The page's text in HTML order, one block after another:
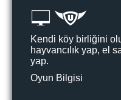
Kendi köy birliğini
hayvancılık yap, el
yap.
Oyun Bilgisi